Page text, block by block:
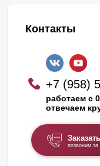
Контакты
+7 (958)
работаем с
отвечаем
позвоним